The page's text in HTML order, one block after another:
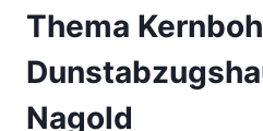
Thema
Nagold